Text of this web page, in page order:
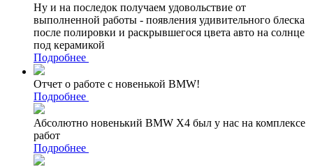
Ну и на последок получаем удовольствие от
выполненной работы - появления удивительного блеска
после полировки и раскрывшегося цвета авто на солнце
под керамикой
Подробнее
Отчет о работе с новенькой BMW!
Подробнее
Абсолютно новенький BMW X4 был у нас на комплексе
работ
Подробнее